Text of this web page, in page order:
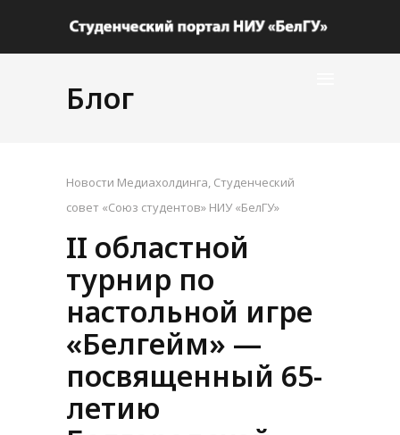
Блог
Новости Медиахолдинга, Студенческий
совет «Союз студентов» НИУ «БелГУ»
II областной
турнир по
настольной игре
«Белгейм» —
посвященный 65-
летию